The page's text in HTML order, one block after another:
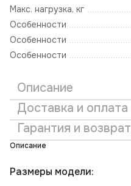
Макс. нагрузка, кг
Особенности
Особенности
Особенности
Описание
Доставка и оплата
Гарантия и возврат
Описание
Размеры модели: